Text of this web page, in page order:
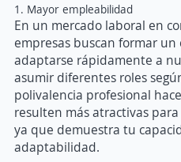
1. Mayor empleabilidad
En un mercado laboral en
empresas buscan formar
adaptarse rápidamente a
asumir diferentes roles
polivalencia profesional
resulten más atractivas
ya que demuestra tu
adaptabilidad.